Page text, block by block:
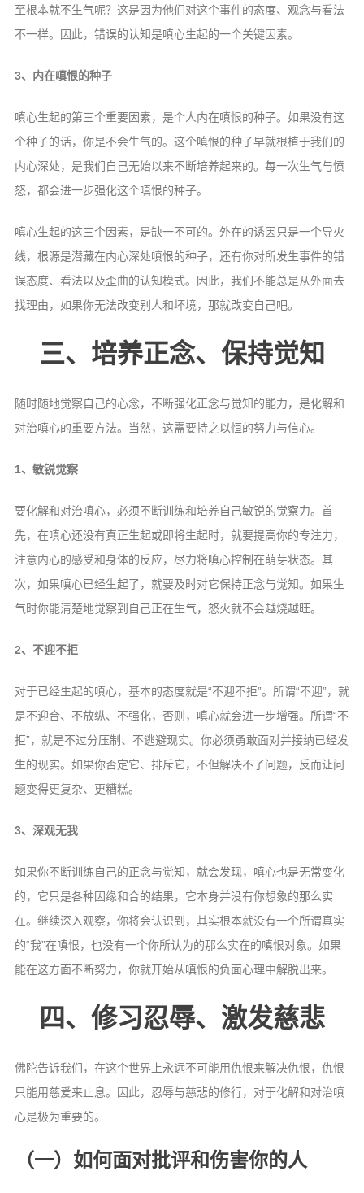
至根本就不生气呢？这是因为他们对这个事件的态度、观念与看法
不一样。因此，错误的认知是嗔心生起的一个关键因素。
3、 内在嗔恨的种子
嗔心生起的第三个重要因素，是个人内在嗔恨的种子。如果没有这
个种子的话，你是不会生气的。这个嗔恨的种子早就根植于我们的
内心深处，是我们自己无始以来不断培养起来的。每一次生气与愤
怒，都会进一步强化这个嗔恨的种子。
嗔心生起的这三个因素，是缺一不可的。外在的诱因只是一个导火
线，根源是潜藏在内心深处嗔恨的种子，还有你对所发生事件的错
误态度、看法以及歪曲的认知模式。因此，我们不能总是从外面去
找理由，如果你无法改变别人和坏境，那就改变自己吧。
三、培养正念、保持觉知
随时随地觉察自己的心念，不断强化正念与觉知的能力，是化解和
对治嗔心的重要方法。当然，这需要持之以恒的努力与信心。
1、敏锐觉察
要化解和对治嗔心，必须不断训练和培养自己敏锐的觉察力。首
先，在嗔心还没有真正生起或即将生起时，就要提高你的专注力，
注意内心的感受和身体的反应，尽力将嗔心控制在萌芽状态。其
次，如果嗔心已经生起了，就要及时对它保持正念与觉知。如果生
气时你能清楚地觉察到自己正在生气，怒火就不会越烧越旺。
2、不迎不拒
对于已经生起的嗔心，基本的态度就是“不迎不拒”。所谓“不迎”，就
是不迎合、不放纵、不强化，否则，嗔心就会进一步增强。所谓“不
拒”，就是不过分压制、不逃避现实。你必须勇敢面对并接纳已经发
生的现实。如果你否定它、排斥它，不但解决不了问题，反而让问
题变得更复杂、更糟糕。
3、深观无我
如果你不断训练自己的正念与觉知，就会发现，嗔心也是无常变化
的，它只是各种因缘和合的结果，它本身并没有你想象的那么实
在。继续深入观察，你将会认识到，其实根本就没有一个所谓真实
的“我”在嗔恨，也没有一个你所认为的那么实在的嗔恨对象。如果
能在这方面不断努力，你就开始从嗔恨的负面心理中解脱出来。
四、修习忍辱、激发慈悲
佛陀告诉我们，在这个世界上永远不可能用仇恨来解决仇恨，仇恨
只能用慈爱来止息。因此，忍辱与慈悲的修行，对于化解和对治嗔
心是极为重要的。
（一）如何面对批评和伤害你的人